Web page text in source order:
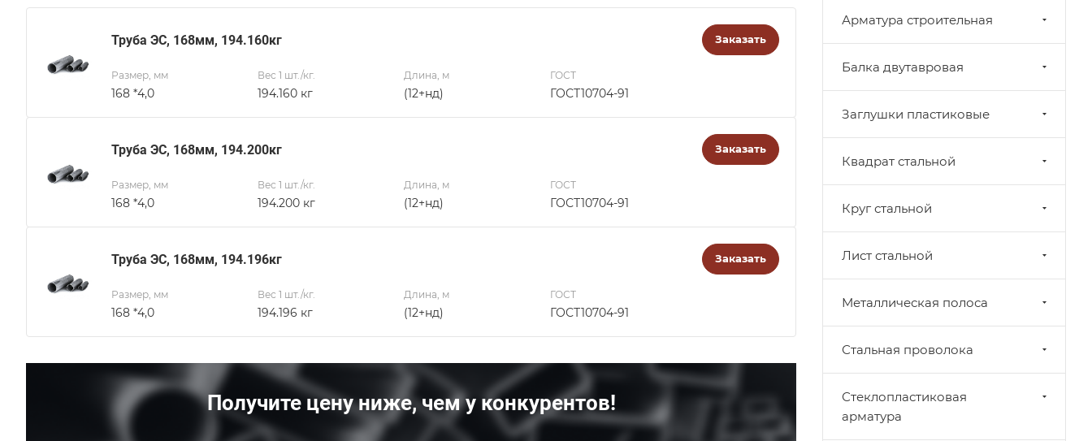
Труба ЭС, 168мм, 194.160кг Заказать
Размер, мм
168 *4,0
Вес 1 шт./кг.
194.160 кг
Длина, м
(12+нд)
ГОСТ
ГОСТ10704-91
Труба ЭС, 168мм, 194.200кг Заказать
Размер, мм
168 *4,0
Вес 1 шт./кг.
194.200 кг
Длина, м
(12+нд)
ГОСТ
ГОСТ10704-91
Труба ЭС, 168мм, 194.196кг Заказать
Размер, мм
168 *4,0
Вес 1 шт./кг.
194.196 кг
Длина, м
(12+нд)
ГОСТ
ГОСТ10704-91
Получите цену ниже, чем у конкурентов!
Арматура строительная
Балка двутавровая
Заглушки пластиковые
Квадрат стальной
Круг стальной
Лист стальной
Металлическая полоса
Стальная проволока
Стеклопластиковая
арматура